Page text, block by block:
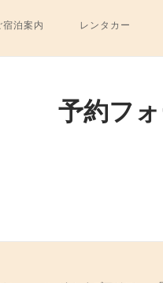
泊案内 レンタカー
予約フ